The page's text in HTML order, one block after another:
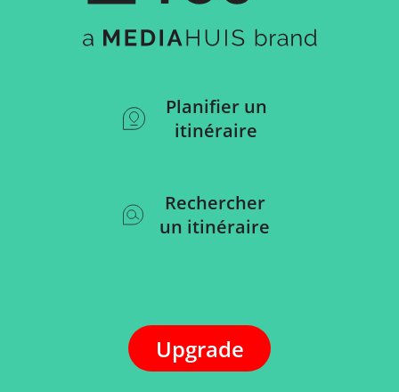
Planifier un
itinéraire
Rechercher
un itinéraire
Upgrade